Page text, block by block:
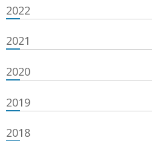
2022
2021
2020
2019
2018